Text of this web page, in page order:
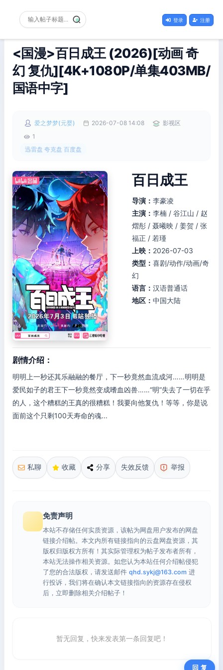
登录 注册
<国漫>百日成王 (2026)[动画 奇
幻 复仇][4K+1080P/单集403MB/
国语中字]
爱之梦梦(元婴) 2026-07-08 14:08
影视区
1
迅雷盘 夸克盘 百度盘
百日成王
导演： 李豪凌
主演： 李楠 / 谷江山 / 赵
熠彤 / 聂曦映 / 姜贺 / 张
福正 / 若瑾
上映： 2026-07-03
类型： 喜剧/动作/动画/奇
幻
语言： 汉语普通话
地区： 中国大陆
剧情介绍：
明明上一秒还其乐融融的餐厅，下一秒竟然血流成河……明明是
爱民如子的君王下一秒竟然变成嗜血凶兽……“明”失去了一切在乎
的人，这个糟糕的王真的很糟糕！我要向他复仇！等等，你是说
面前这个只剩100天寿命的魂...
私聊 收藏 分享 失效反馈 举报
免责声明
本站不存储任何实质资源，该帖为网盘用户发布的网盘
链接介绍帖。本文内所有链接指向的云盘网盘资源，其
版权归版权方所有！其实际管理权为帖子发布者所有，
本站无法操作相关资源。如您认为本站任何介绍帖侵犯
了您的合法版权，请发送邮件 qhd.sykj@163.com 进
行投诉，我们将在确认本文链接指向的资源存在侵权
后，立即删除相关介绍帖子！
暂无回复，快来发表第一条回复吧！
回 复